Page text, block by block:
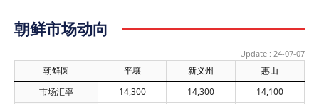
进行任何评论，保持了观望的姿态。可是过了8天的11日，劳动新闻和
朝鲜中央通讯等第一次报道了事件的经过和在韩国各地掀起的弹劾运动
展，而且金正恩对韩路线的核心基调是“无视大韩民国政府和断绝南北关
系”。也就是说，“敌对的两个国家论”是朝鲜政府历史的分水岭。两个国
家论不仅是金正恩摆脱前代和坚持独自路线的宣言，也是为了管控暴露
朝鲜市场动向
Update : 24-07-07
朝鲜圆 平壤 新义州
惠山
市场汇率
14,300 14,300
14,100